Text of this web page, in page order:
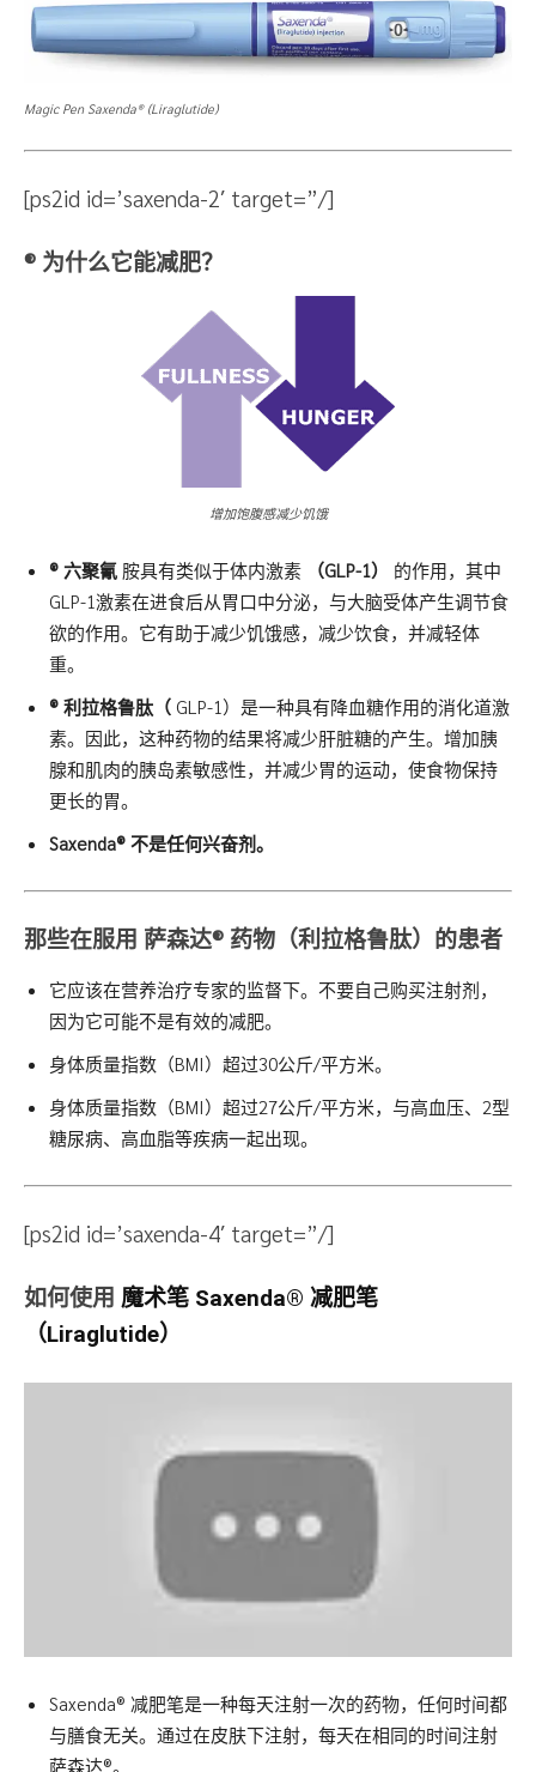
Magic Pen Saxenda® (Liraglutide)
[ps2id id=’saxenda-2′ target=”/]
® 为什么它能减肥？
增加饱腹感减少饥饿
® 六聚氰 胺具有类似于体内激素 （GLP-1）
的作用，其中
GLP-1激素在进食后从胃口中分泌，与大脑受体产生调节食
欲的作用。它有助于减少饥饿感，减少饮食，并减轻体
重。
® 利拉格鲁肽（ GLP-1）是一种具有降血糖作用的消化道激
素。因此，这种药物的结果将减少肝脏糖的产生。增加胰
腺和肌肉的胰岛素敏感性，并减少胃的运动，使食物保持
更长的胃。
Saxenda® 不是任何兴奋剂。
那些在服用 萨森达® 药物（利拉格鲁肽）的患者
它应该在营养治疗专家的监督下。不要自己购买注射剂，
因为它可能不是有效的减肥。
身体质量指数（BMI）超过30公斤/平方米。
身体质量指数（BMI）超过27公斤/平方米，与高血压、2型
糖尿病、高血脂等疾病一起出现。
[ps2id id=’saxenda-4′ target=”/]
如何使用 魔术笔 Saxenda® 减肥笔
（Liraglutide）
Saxenda® 减肥笔是一种每天注射一次的药物，任何时间都
与膳食无关。通过在皮肤下注射，每天在相同的时间注射
萨森达®。